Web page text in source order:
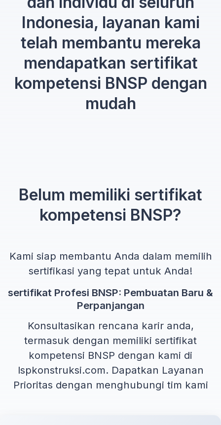
Indonesia, layanan kami
telah membantu mereka
mendapatkan sertifikat
kompetensi BNSP dengan
mudah
Belum memiliki sertifikat
kompetensi BNSP?
Kami siap membantu Anda dalam memilih
sertifikasi yang tepat untuk Anda!
sertifikat Profesi BNSP: Pembuatan Baru &
Perpanjangan
Konsultasikan rencana karir anda,
termasuk dengan memiliki sertifikat
kompetensi BNSP dengan kami di
lspkonstruksi.com. Dapatkan Layanan
Prioritas dengan menghubungi tim kami